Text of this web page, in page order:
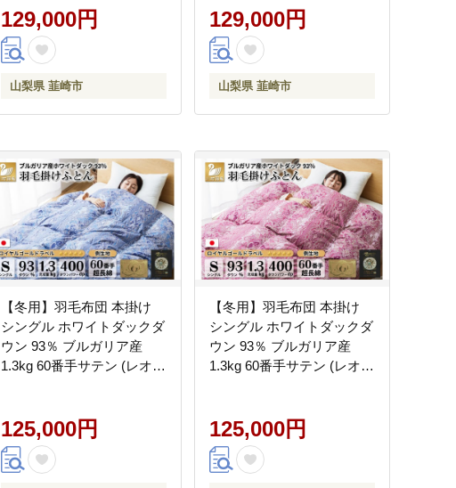
団 5つ星 ロイヤルゴールド
ラベル 羽毛 寝具 掛布団 布
団 羽毛ふとん 本掛け布団
[川村羽毛 山梨県 韮崎市
20743643]
129,000円
山梨県 韮崎市
け布団 5つ星 ロイヤルゴー
ルドラベル ダウンケット
寝具 掛布団 羽毛掛け布団
柔軟加工 防ダニ [川村羽毛
山梨県 韮崎市 20742897]
129,000円
山梨県 韮崎市
【冬用】羽毛布団 本掛け
シングル ホワイトダックダ
ウン 93％ ブルガリア産
1.3kg 60番手サテン (レオー
羽毛 ダウン サテン
125,000円
【冬用】羽毛布団 本掛け
シングル ホワイトダックダ
ウン 93％ ブルガリア産
1.3kg 60番手サテン (レオー
羽毛 ダウン サテン
125,000円